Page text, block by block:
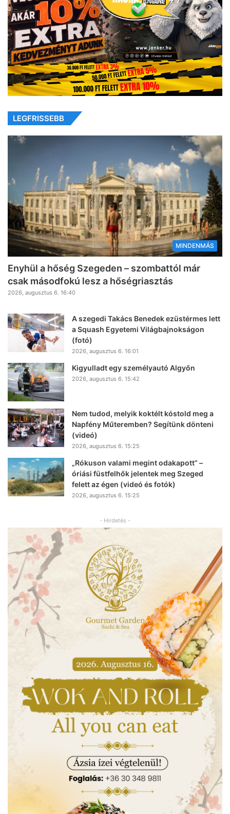
LEGFRISSEBB
MINDENMÁS
Enyhül a hőség Szegeden – szombattól már
csak másodfokú lesz a hőségriasztás
2026, augusztus 6. 16:40
A szegedi Takács Benedek ezüstérmes lett
a Squash Egyetemi Világbajnokságon
(fotó)
2026, augusztus 6. 16:01
Kigyulladt egy személyautó Algyőn
2026, augusztus 6. 15:42
Nem tudod, melyik koktélt kóstold meg a
Napfény Műteremben? Segítünk dönteni
(videó)
2026, augusztus 6. 15:25
„Rókuson valami megint odakapott” –
óriási füstfelhők jelentek meg Szeged
felett az égen (videó és fotók)
2026, augusztus 6. 15:25
- Hirdetés -